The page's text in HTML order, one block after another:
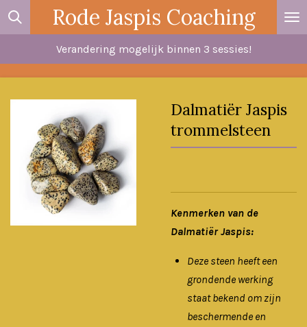
Ga
direct
Rode Jaspis Coaching
Verandering mogelijk binnen 3 sessies!
Dalmatiër Jaspis
trommelsteen
Kenmerken van de
Dalmatiër Jaspis:
Deze steen heeft een
grondende werking
staat bekend om zijn
beschermende en